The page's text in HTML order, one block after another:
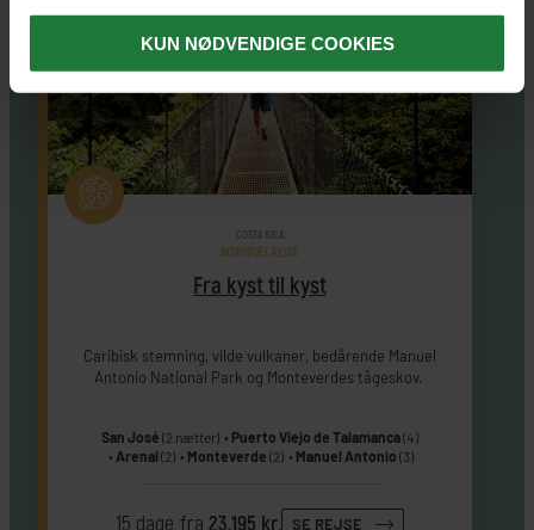
KUN NØDVENDIGE COOKIES
Fra kyst til kyst
COSTA RICA
INDIVIDUEL REJSE
Caribisk stemning, vilde vulkaner, bedårende Manuel
Antonio National Park og Monteverdes tågeskov.
San José (2 nætter) Puerto Viejo de Talamanca(4)
Arenal (2) Monteverde (2) Manuel Antonio (3)
SE REJSE